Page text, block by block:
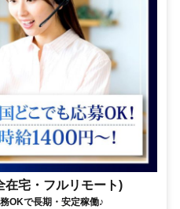
在宅・フルリモート)
OKで長期・安定稼働♪